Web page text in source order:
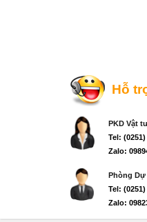
Hỗ
PKD Vật
Tel: (0251)
Zalo:
Phòng Dự
Tel: (0251)
Zalo: